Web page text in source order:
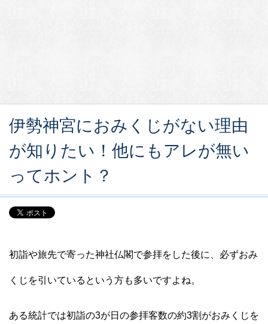
伊勢神宮におみくじがない理由
が知りたい！他にもアレが無い
ってホント？
初詣や旅先で寄った神社仏閣で参拝をした後に、必ずおみ
くじを引いているという方も多いですよね。
ある統計では初詣の3が日の参拝客数の約3割がおみくじを